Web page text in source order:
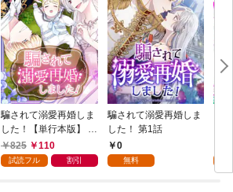
騙されて溺愛再婚しま
した！【単行本版】 1
巻825 110
試読フル 割引
騙されて溺愛再婚しま
した！ 第1話
0
無料